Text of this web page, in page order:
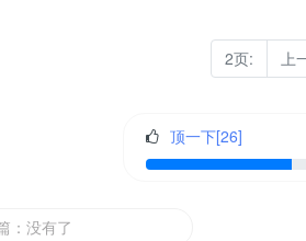
2页: 上
顶一下[26]
：没有了